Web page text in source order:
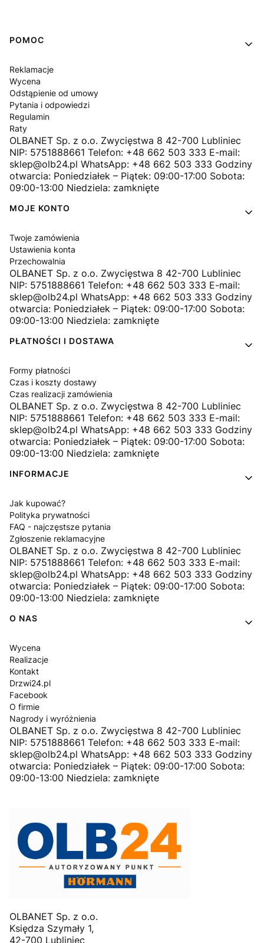
Linki w stopce
POMOC
Reklamacje
Wycena
Odstąpienie od umowy
Pytania i odpowiedzi
Regulamin
Raty
OLBANET Sp. z o.o. Zwycięstwa 8 42-700 Lubliniec
NIP: 5751888661 Telefon: +48 662 503 333 E-mail:
sklep@olb24.pl WhatsApp: +48 662 503 333 Godziny
otwarcia: Poniedziałek – Piątek: 09:00-17:00 Sobota:
09:00-13:00 Niedziela: zamknięte
MOJE KONTO
Twoje zamówienia
Ustawienia konta
Przechowalnia
OLBANET Sp. z o.o. Zwycięstwa 8 42-700 Lubliniec
NIP: 5751888661 Telefon: +48 662 503 333 E-mail:
sklep@olb24.pl WhatsApp: +48 662 503 333 Godziny
otwarcia: Poniedziałek – Piątek: 09:00-17:00 Sobota:
09:00-13:00 Niedziela: zamknięte
PŁATNOŚCI I DOSTAWA
Formy płatności
Czas i koszty dostawy
Czas realizacji zamówienia
OLBANET Sp. z o.o. Zwycięstwa 8 42-700 Lubliniec
NIP: 5751888661 Telefon: +48 662 503 333 E-mail:
sklep@olb24.pl WhatsApp: +48 662 503 333 Godziny
otwarcia: Poniedziałek – Piątek: 09:00-17:00 Sobota:
09:00-13:00 Niedziela: zamknięte
INFORMACJE
Jak kupować?
Polityka prywatności
FAQ - najczęstsze pytania
Zgłoszenie reklamacyjne
OLBANET Sp. z o.o. Zwycięstwa 8 42-700 Lubliniec
NIP: 5751888661 Telefon: +48 662 503 333 E-mail:
sklep@olb24.pl WhatsApp: +48 662 503 333 Godziny
otwarcia: Poniedziałek – Piątek: 09:00-17:00 Sobota:
09:00-13:00 Niedziela: zamknięte
O NAS
Wycena
Realizacje
Kontakt
Drzwi24.pl
Facebook
O firmie
Nagrody i wyróżnienia
OLBANET Sp. z o.o. Zwycięstwa 8 42-700 Lubliniec
NIP: 5751888661 Telefon: +48 662 503 333 E-mail:
sklep@olb24.pl WhatsApp: +48 662 503 333 Godziny
otwarcia: Poniedziałek – Piątek: 09:00-17:00 Sobota:
09:00-13:00 Niedziela: zamknięte
OLBANET Sp. z o.o.
Księdza Szymały 1,
42-700 Lubliniec